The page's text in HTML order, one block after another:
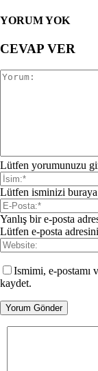
YORUM YOK
CEVAP VER
Lütfen yorumunuzu
Lütfen isminizi
Yanlış bir e-posta
Lütfen e-posta
Ismimi, e-postamı
kaydet.